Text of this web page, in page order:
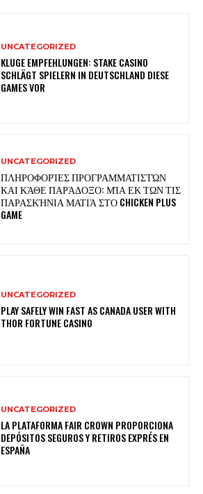
UNCATEGORIZED
KLUGE EMPFEHLUNGEN: STAKE CASINO
SCHLÄGT SPIELERN IN DEUTSCHLAND DIESE
GAMES VOR
UNCATEGORIZED
ΠΛΗΡΟΦΟΡΊΕΣ ΠΡΟΓΡΑΜΜΑΤΙΣΤΏΝ
ΚΑΙ ΚΆΘΕ ΠΑΡΆΔΟΞΟ: ΜΊΑ ΕΚ ΤΩΝ ΤΙΣ
ΠΑΡΑΣΚΉΝΙΑ ΜΑΤΙΆ ΣΤΟ CHICKEN PLUS
GAME
UNCATEGORIZED
PLAY SAFELY WIN FAST AS CANADA USER WITH
THOR FORTUNE CASINO
UNCATEGORIZED
LA PLATAFORMA FAIR CROWN PROPORCIONA
DEPÓSITOS SEGUROS Y RETIROS EXPRÉS EN
ESPAÑA